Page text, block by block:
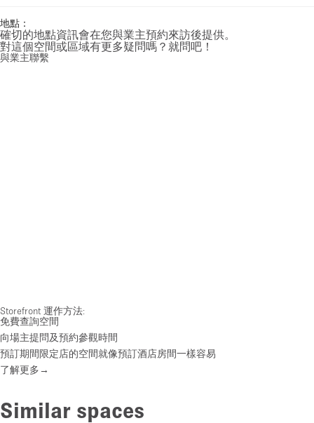
地點：
確切的地點資訊會在您與業主預約來訪後提供。
對這個空間或區域有更多疑問嗎？就問吧！
與業主聯繫
Storefront 運作方法:
免費查詢空間
向場主提問及預約參觀時間
預訂期間限定店的空間就像預訂酒店房間一樣容易
了解更多→
Similar spaces